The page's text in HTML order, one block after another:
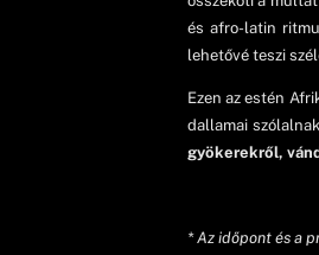
és afro-latin
lehetővé teszi
Ezen az estén
dallamai
gyökerekről,
* Az időpont és a